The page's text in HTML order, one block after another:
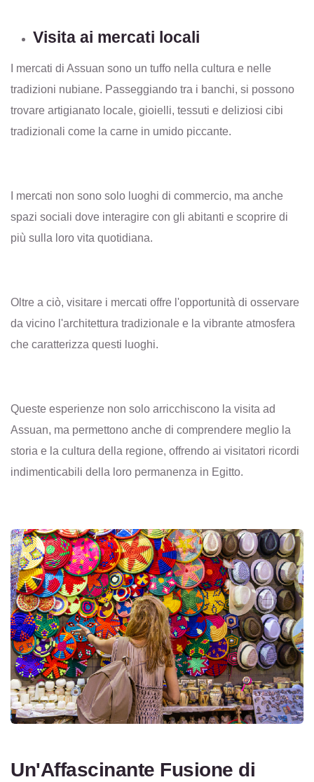
Visita ai mercati locali
I mercati di Assuan sono un tuffo nella cultura e nelle
tradizioni nubiane. Passeggiando tra i banchi, si possono
trovare artigianato locale, gioielli, tessuti e deliziosi cibi
tradizionali come la carne in umido piccante.
I mercati non sono solo luoghi di commercio, ma anche
spazi sociali dove interagire con gli abitanti e scoprire di
più sulla loro vita quotidiana.
Oltre a ciò, visitare i mercati offre l'opportunità di osservare
da vicino l'architettura tradizionale e la vibrante atmosfera
che caratterizza questi luoghi.
Queste esperienze non solo arricchiscono la visita ad
Assuan, ma permettono anche di comprendere meglio la
storia e la cultura della regione, offrendo ai visitatori ricordi
indimenticabili della loro permanenza in Egitto.
Un'Affascinante Fusione di